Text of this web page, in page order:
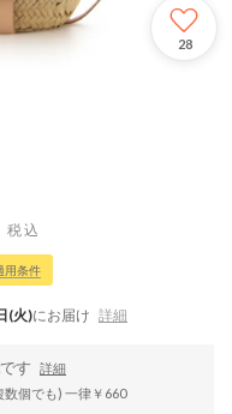
28
税込
条件
(火)にお届け 詳細
です
詳細
個でも) 一律￥660